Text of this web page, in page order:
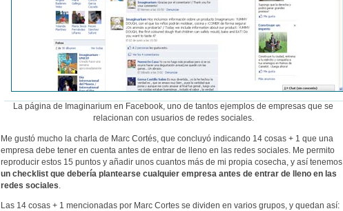
La página de Imaginarium en Facebook, uno de tantos ejemplos de empresas que se
relacionan con usuarios de redes sociales.
Me gustó mucho la charla de Marc Cortés, que concluyó indicando 14 cosas + 1 que una
empresa debe tener en cuenta antes de entrar de lleno en las redes sociales. Me permito
reproducir estos 15 puntos y añadir unos cuantos más de mi propia cosecha, y así tenemos
un checklist que debería plantearse cualquier empresa antes de entrar de lleno en las
redes sociales
Las 14 cosas + 1 mencionadas por Marc Cortes se dividen en varios grupos, y quedan así: